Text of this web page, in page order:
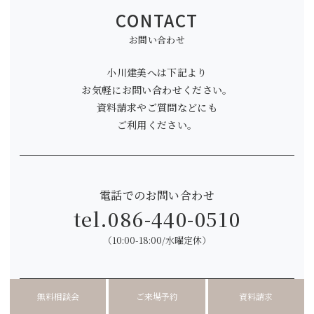
CONTACT
お問い合わせ
小川建美へは下記より
お気軽にお問い合わせください。
資料請求やご質問などにも
ご利用ください。
電話でのお問い合わせ
tel.086-440-0510
（10:00-18:00/水曜定休）
土地探しからデザインのことまで何でも話せる
無料相談会 ご来場予約 資料請求